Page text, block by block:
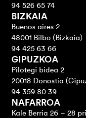
94 526 65 74
BIZKAIA
Buenos aires 2
48001 Bilbo (Bizkaia)
94 425 63 66
GIPUZKOA
Pilotegi bidea 2
20018 Donostia
94 359 80 39
NAFARROA
Kale Berria 26 – 28